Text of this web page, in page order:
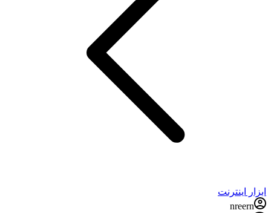
ابزار اینترنت
nreern